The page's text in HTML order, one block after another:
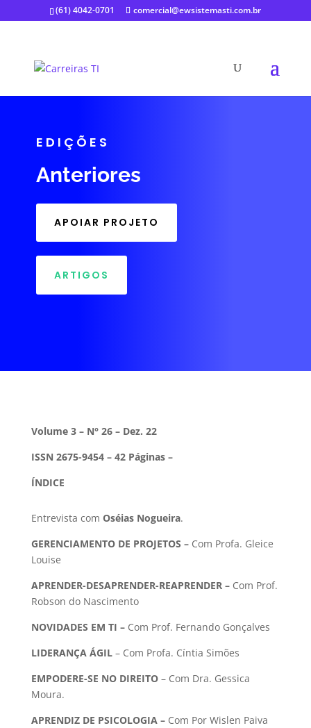
(61) 4042-0701 comercial@ewsistemasti.com.br
EDIÇÕES
Anteriores
APOIAR PROJETO
ARTIGOS
Volume 3 – N° 26 – Dez. 22
ISSN 2675-9454 – 42 Páginas –
ÍNDICE
Entrevista com Oséias Nogueira.
GERENCIAMENTO DE PROJETOS – Com Profa. Gleice
Louise
APRENDER-DESAPRENDER-REAPRENDER – Com Prof.
Robson do Nascimento
NOVIDADES EM TI – Com Prof. Fernando Gonçalves
LIDERANÇA ÁGIL– Com Profa. Cíntia Simões
EMPODERE-SE NO DIREITO– Com Dra. Gessica
Moura.
APRENDIZ DE PSICOLOGIA – Com Por Wislen Paiva